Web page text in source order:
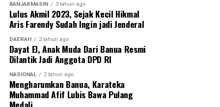
kehidupan yang harmonis.
‎Dalam kesempatan itu, Habib Syech menekankan
pentingnya menjaga keamanan, kerukunan, dan
kenyamanan di tengah masyarakat. Ia berharap
Indonesia, khususnya Kalimantan Selatan, dapat terus
menjadi daerah yang damai dan kondusif bagi seluruh
warganya.
BANJARMASIN 3 tahun ago
Lulus Akmil 2023, Sejak Kecil Hikmal
Aris Farendy Sudah Ingin jadi Jenderal
DAERAH 2 tahun ago
Dayat El, Anak Muda Dari Banua Resmi
Dilantik Jadi Anggota DPD RI
NASIONAL 2 tahun ago
Mengharumkan Banua, Karateka
Muhammad Afif Lubis Bawa Pulang
Medali